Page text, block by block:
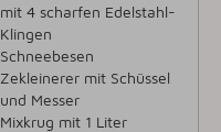
mit 4 scharfen Edelstahl-
Klingen
Schneebesen
Zekleinerer mit Schüssel
und Messer
Mixkrug mit 1 Liter